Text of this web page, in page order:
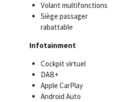
Volant multifonctions
Siège passager
rabattable
Infotainment
Cockpit virtuel
DAB+
Apple CarPlay
Android Auto